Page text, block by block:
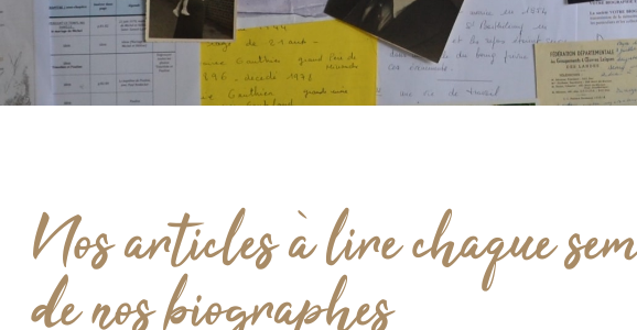
Bl
og
Nos articles à lire chaque